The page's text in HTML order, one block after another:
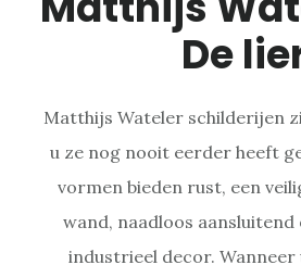
De
Matthijs Wateler schilderijen
u ze nog nooit eerder heeft
vormen bieden rust, een
wand, naadloos
industrieel decor. Wanneer